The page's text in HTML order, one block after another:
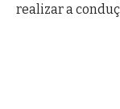
realizar a